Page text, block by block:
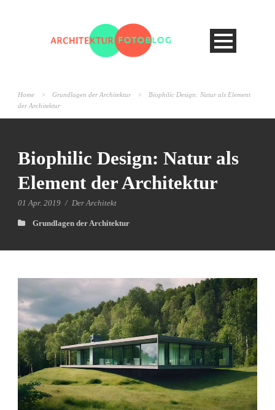
Home > Grundlagen der Architektur >
Biophilic Design: Natur als Element
der Architektur
Biophilic Design: Natur als
Element der Architektur
01 Apr. 2019 / Der Architekt
Grundlagen der Architektur